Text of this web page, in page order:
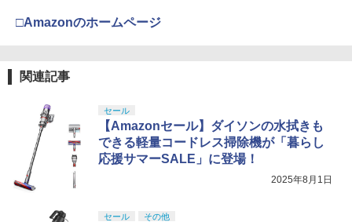
□Amazonのホームページ
関連記事
セール
【Amazonセール】ダイソンの水拭きも
できる軽量コードレス掃除機が「暮らし
応援サマーSALE」に登場！
2025年8月1日
セール その他